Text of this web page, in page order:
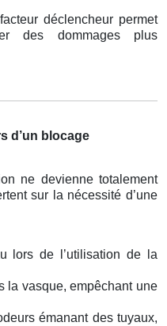
déclencheur permet
des dommages plus
d’un blocage
ne devienne totalement
sur la nécessité d’une
lors de l’utilisation de la
la vasque, empêchant une
émanant des tuyaux,